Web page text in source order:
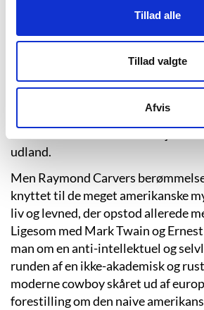
Tillad alle
Tillad valgte
Afvis
for danske læsere at her var tale om
instruktøren Robert Altman’s film
Cuts, en række sammenhængende
nogle af hans berømteste noveller,
så tæt på” – blev hans ry endnu
udland.
Men Raymond Carvers
knyttet til de meget amerikanske
liv og levned, der opstod allerede
Ligesom med Mark Twain og
man om en anti-intellektuel og
runden af en ikke-akademisk og
moderne cowboy skåret ud af
forestilling om den naive